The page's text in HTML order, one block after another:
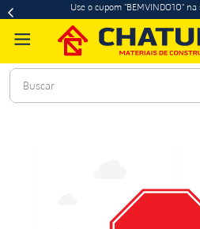
Use o cupom "BEMVINDO10"
Buscar